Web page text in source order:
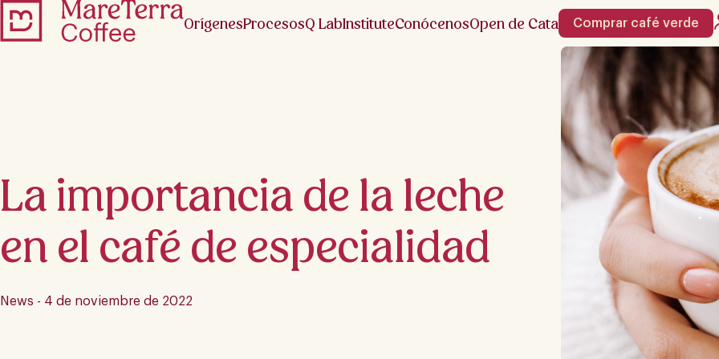
OrígenesProcesosQ LabInstituteConócenosOpen de Cata Comprar café verde
La importancia de la leche
en el café de especialidad
News - 4 de noviembre de 2022